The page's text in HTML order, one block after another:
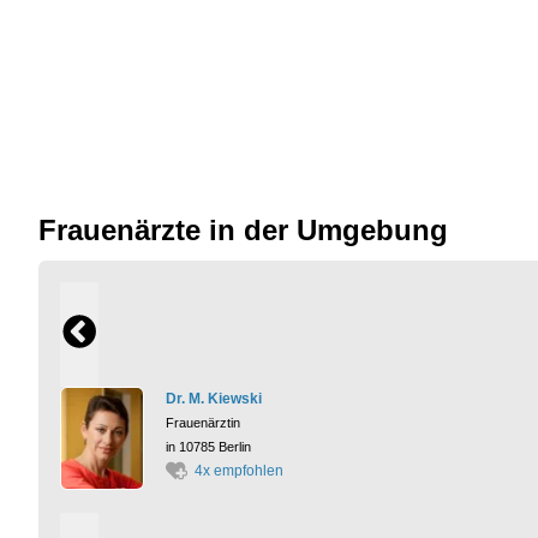
Frauenärzte in der Umgebung
Dr. M. Kiewski
Frauenärztin
in 10785 Berlin
4x empfohlen